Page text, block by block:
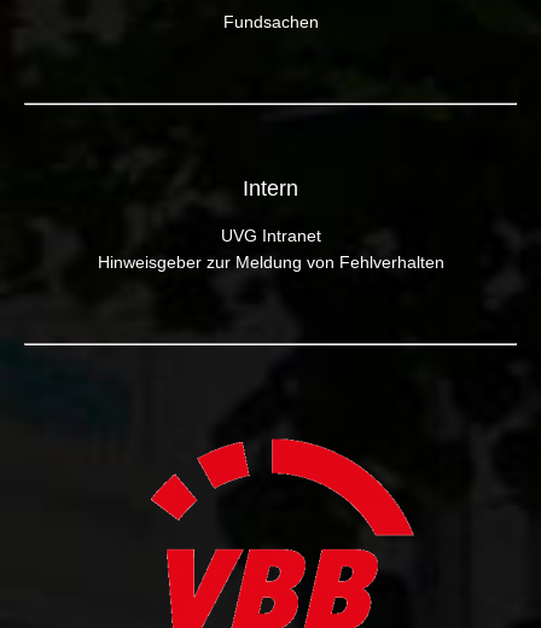
Fundsachen
Intern
UVG Intranet
Hinweisgeber zur Meldung von Fehlverhalten